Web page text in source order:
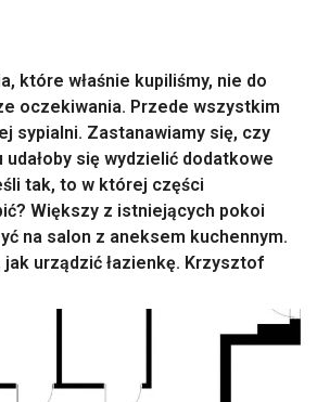
które właśnie kupiliśmy, nie do
oczekiwania. Przede wszystkim
sypialni. Zastanawiamy się, czy
się wydzielić dodatkowe
tak, to w której części
Większy z istniejących pokoi
na salon z aneksem kuchennym.
urządzić łazienkę. Krzysztof